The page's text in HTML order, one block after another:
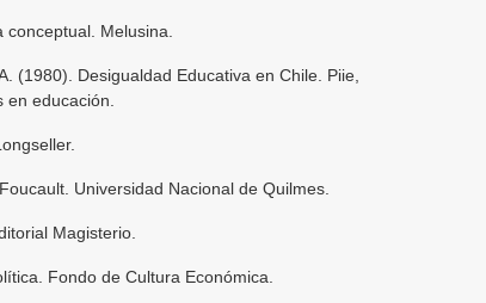
Melusina.
(1980). Desigualdad Educativa en Chile. Piie,
educación.
Universidad Nacional de Quilmes.
Magisterio.
Fondo de Cultura Económica.